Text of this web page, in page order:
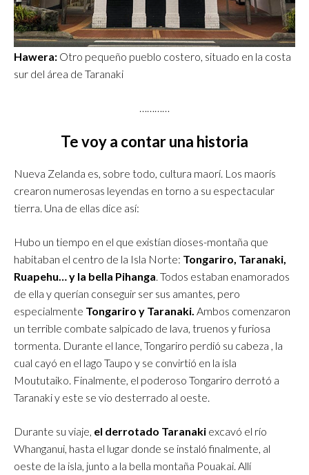
Hawera: Otro pequeño pueblo costero, situado en la costa
sur del área de Taranaki
Te voy a contar una historia
Nueva Zelanda es, sobre todo, cultura maorí. Los maorís
crearon numerosas leyendas en torno a su espectacular
tierra. Una de ellas dice así:
Hubo un tiempo en el que existían dioses-montaña que
habitaban el centro de la Isla Norte: Tongariro, Taranaki,
Ruapehu… y la bella Pihanga . Todos estaban enamorados
de ella y querían conseguir ser sus amantes, pero
especialmente Tongariro y Taranaki. Ambos comenzaron
un terrible combate salpicado de lava, truenos y furiosa
tormenta. Durante el lance, Tongariro perdió su cabeza , la
cual cayó en el lago Taupo y se convirtió en la isla
Moututaiko. Finalmente, el poderoso Tongariro derrotó a
Taranaki y este se vio desterrado al oeste.
Durante su viaje, el derrotado Taranaki excavó el río
Whanganui, hasta el lugar donde se instaló finalmente, al
oeste de la isla, junto a la bella montaña Pouakai. Allí